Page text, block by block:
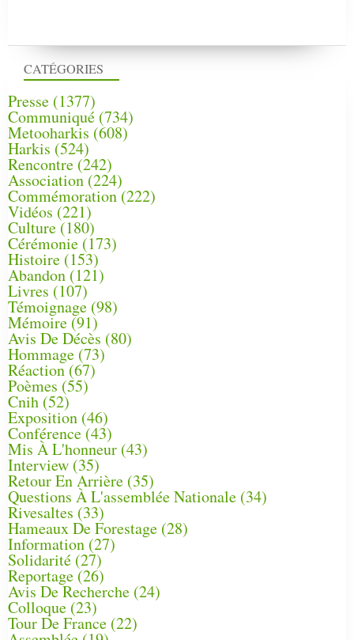
CATÉGORIES
Presse (1377)
Communiqué (734)
Metooharkis (608)
Harkis (524)
Rencontre (242)
Association (224)
Commémoration(222)
Vidéos (221)
Culture(180)
Cérémonie (173)
Histoire (153)
Abandon(121)
Livres (107)
Témoignage (98)
Mémoire (91)
Avis De Décès (80)
Hommage (73)
Réaction(67)
Poèmes (55)
Cnih (52)
Exposition (46)
Conférence(43)
Mis À L'honneur (43)
Interview (35)
Retour En Arrière (35)
Questions À L'assemblée Nationale (34)
Rivesaltes (33)
Hameaux De Forestage (28)
Information (27)
Solidarité (27)
Reportage(26)
Avis De Recherche (24)
Colloque (23)
Tour De France (22)